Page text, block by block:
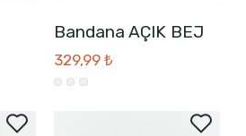
Bandana AÇIK BEJ
329,99 ₺